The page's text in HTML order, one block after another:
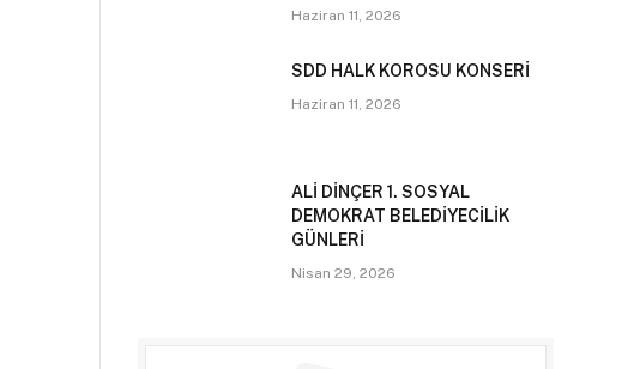
Haziran 11, 2026
SDD HALK KOROSU KONSERİ
Haziran 11, 2026
ALİ DİNÇER 1. SOSYAL
DEMOKRAT BELEDİYECİLİK
GÜNLERİ
Nisan 29, 2026